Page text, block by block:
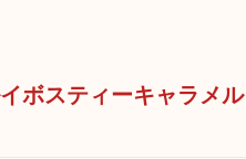
ボスティーキャラメ